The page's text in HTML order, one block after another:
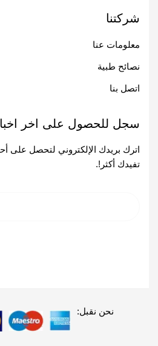
شركتنا
معلومات عنا
نصائح طبية
اتصل بنا
سجل للحصول على اخر
اترك بريدك الإلكتروني لتحصل على
تفيدك أكثر!.
نحن نقبل: